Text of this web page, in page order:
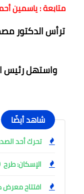
متابعة : ياسمين
ترأس الدكتور
واستهل رئيس
شاهد أيضًا
تحرك أحد
الإسكان: طرح 5000 وحدة سكنية بنظام الإيجار المنتهي بالتملك
افتتاح معرض